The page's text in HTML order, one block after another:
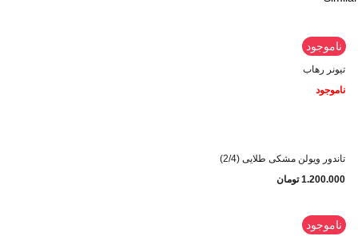
ناموجود
تیونر رهاب
ناموجود
تاندور ویولن مشکی طلایی (2/4)
1.200.000 تومان
ناموجود